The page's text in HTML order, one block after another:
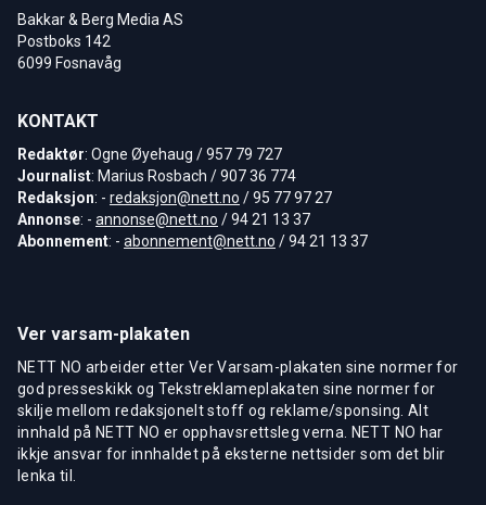
Bakkar & Berg Media AS
Postboks 142
6099 Fosnavåg
KONTAKT
Redaktør: Ogne Øyehaug / 957 79 727
Journalist: Marius Rosbach / 907 36 774
Redaksjon: - redaksjon@nett.no / 95 77 97 27
Annonse: - annonse@nett.no / 94 21 13 37
Abonnement: - abonnement@nett.no / 94 21 13 37
Ver varsam-plakaten
NETT NO arbeider etter Ver Varsam-plakaten sine normer for
god presseskikk og Tekstreklameplakaten sine normer for
skilje mellom redaksjonelt stoff og reklame/sponsing. Alt
innhald på NETT NO er opphavsrettsleg verna. NETT NO har
ikkje ansvar for innhaldet på eksterne nettsider som det blir
lenka til.